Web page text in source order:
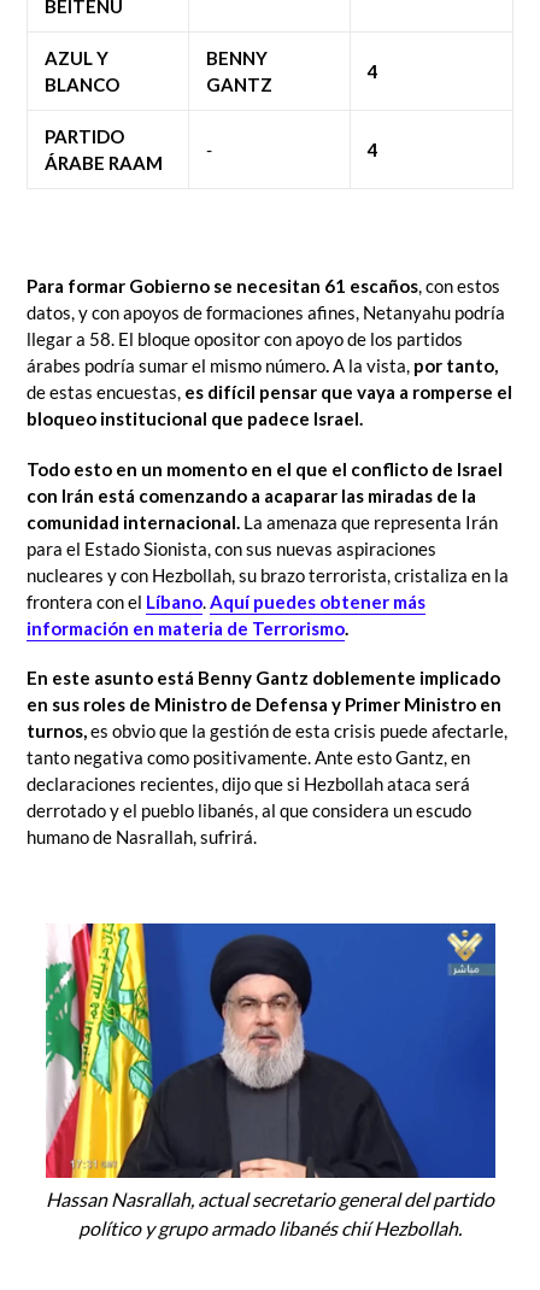
BEITENU
AZUL Y
BLANCO
BENNY
GANTZ
4
PARTIDO
ÁRABE RAAM
- 4
Para formar Gobierno se necesitan 61 escaños, con estos
datos, y con apoyos de formaciones afines, Netanyahu podría
llegar a 58. El bloque opositor con apoyo de los partidos
árabes podría sumar el mismo número.A la vista, por tanto,
de estas encuestas, es difícil pensar que vaya a romperse el
bloqueo institucional que padece Israel.
Todo esto en un momento en el que el conflicto de Israel
con Irán está comenzando a acaparar las miradas de la
comunidad internacional. La amenaza que representa Irán
para el Estado Sionista, con sus nuevas aspiraciones
nucleares y con Hezbollah, su brazo terrorista, cristaliza en la
frontera con el Líbano.Aquí puedes obtener más
información en materia de Terrorismo.
En este asunto está Benny Gantz doblemente implicado
en sus roles de Ministro de Defensa y Primer Ministro en
turnos,es obvio que la gestión de esta crisis puede afectarle,
tanto negativa como positivamente. Ante esto Gantz, en
declaraciones recientes, dijo que si Hezbollah ataca será
derrotado y el pueblo libanés, al que considera un escudo
humano de Nasrallah, sufrirá.
Hassan Nasrallah, actual secretario general del partido
político y grupo armado libanéschií Hezbollah.